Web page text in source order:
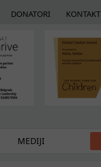
DONATORI KONTAKT
MEDIJI